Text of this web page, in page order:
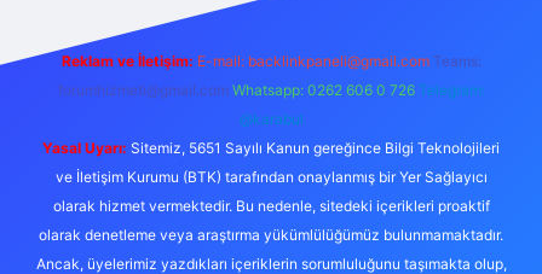
Reklam ve İletişim: E-mail: backlinkpaneli@gmail.com Teams:
forumhizmeti@gmail.com Whatsapp: 0262 606 0 726 Telegram:
@karabul
Yasal Uyarı: Sitemiz, 5651 Sayılı Kanun gereğince Bilgi Teknolojileri
ve İletişim Kurumu (BTK) tarafından onaylanmış bir Yer Sağlayıcı
olarak hizmet vermektedir. Bu nedenle, sitedeki içerikleri proaktif
olarak denetleme veya araştırma yükümlülüğümüz bulunmamaktadır.
Ancak, üyelerimiz yazdıkları içeriklerin sorumluluğunu taşımakta olup,